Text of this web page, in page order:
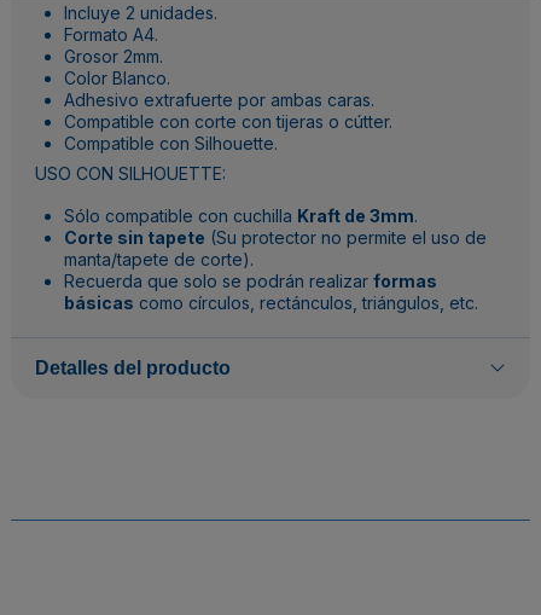
Incluye 2 unidades.
Formato A4.
Grosor 2mm.
Color Blanco.
Adhesivo extrafuerte por ambas caras.
Compatible con corte con tijeras o cútter.
Compatible con Silhouette.
USO CON SILHOUETTE:
Sólo compatible con cuchilla Kraft de 3mm.
Corte sin tapete (Su protector no permite el uso de
manta/tapete de corte).
Recuerda que solo se podrán realizar formas
básicas como círculos, rectánculos, triángulos, etc.
Detalles del producto